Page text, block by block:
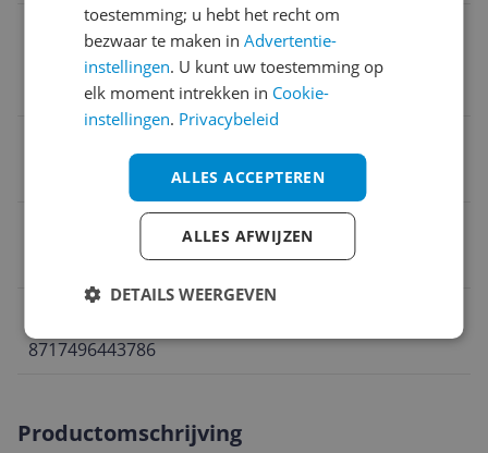
Telefoonnummer verantwoordelijke
marktdeelnemer in de EU
Verpakking breedte
8717496443786
Productomschrijving
toestemming; u hebt het recht om
bezwaar te maken inAdvertentie-
instellingen. U kunt uw toestemming op
elk moment intrekken in Cookie-
instellingen. Privacybeleid
ALLES ACCEPTEREN
ALLES AFWIJZEN
DETAILS WEERGEVEN